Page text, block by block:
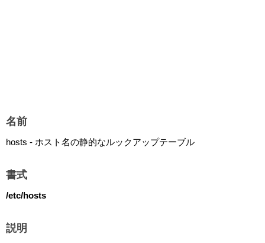
名前
hosts - ホスト名の静的なルックアップテーブル
書式
/etc/hosts
説明